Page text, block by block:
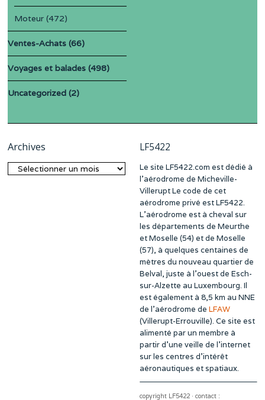
Moteur (472)
Ventes-Achats (66)
Voyages et balades (498)
Uncategorized (2)
Archives
Archives
LF5422
Le site LF5422.com est dédié à
l’aérodrome de Micheville-
Villerupt Le code de cet
aérodrome privé est LF5422.
L’aérodrome est à cheval sur
les départements de Meurthe
et Moselle (54) et de Moselle
(57), à quelques centaines de
mètres du nouveau quartier de
Belval, juste à l’ouest de Esch-
sur-Alzette au Luxembourg. Il
est également à 8,5 km au NNE
de l’aérodrome de LFAW
(Villerupt-Errouville). Ce site est
alimenté par un membre à
partir d’une veille de l’internet
sur les centres d’intérêt
aéronautiques et spatiaux.
copyright LF5422 · contact :